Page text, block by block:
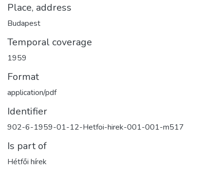
Place, address
Budapest
Temporal coverage
1959
Format
application/pdf
Identifier
902-6-1959-01-12-Hetfoi-hirek-001-001-m517
Is part of
Hétfői hírek